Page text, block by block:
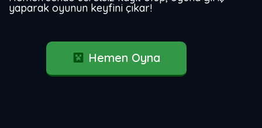
yaparak oyunun keyfini çıkar!
Hemen Oyna